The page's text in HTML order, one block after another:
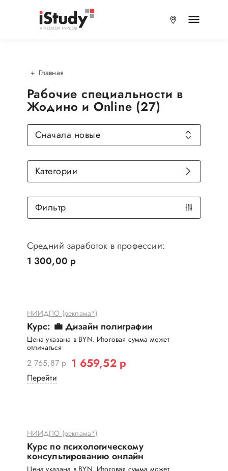
Главная
Рабочие специальности в
Жодино и Online (27)
Средний заработок в профессии:
1 300,00 р
НИИДПО (реклама*)
Курс: 💼 Дизайн полиграфии
Цена указана в BYN. Итоговая сумма может
отличаться
2 765,87 р 1 659,52 р
Перейти
НИИДПО (реклама*)
Курс по психологическому
консультированию онлайн
Цена указана в BYN. Итоговая сумма может
Сначала новые
Категории
Фильтр